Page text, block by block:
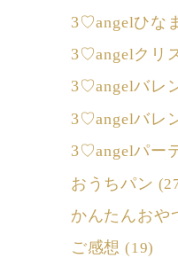
3♡angelひな
3♡angelクリ
3♡angelバレ
3♡angelバレ
3♡angelパー
おうちパン
かんたんおや
ご感想 (19)